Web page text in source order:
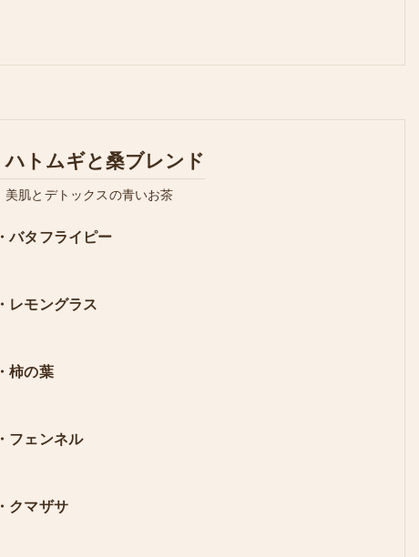
ハトムギと桑ブレンド
美肌とデトックスの青いお茶
・バタフライピー
・レモングラス
・柿の葉
・フェンネル
・クマザサ